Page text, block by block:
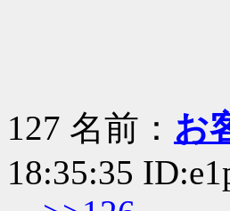
127 名前： お
18:35:35